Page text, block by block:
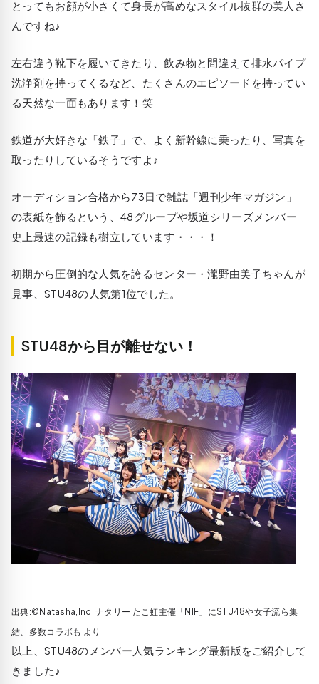
とってもお顔が小さくて身長が高めなスタイル抜群の美人さ
んですね♪
左右違う靴下を履いてきたり、飲み物と間違えて排水パイプ
洗浄剤を持ってくるなど、たくさんのエピソードを持ってい
る天然な一面もあります！笑
鉄道が大好きな「鉄子」で、よく新幹線に乗ったり、写真を
取ったりしているそうですよ♪
オーディション合格から73日で雑誌「週刊少年マガジン」
の表紙を飾るという、48グループや坂道シリーズメンバー
史上最速の記録も樹立しています・・・！
初期から圧倒的な人気を誇るセンター・瀧野由美子ちゃんが
見事、STU48の人気第1位でした。
STU48から目が離せない！
出典:©Natasha,Inc. ナタリー たこ虹主催「NIF」にSTU48や女子流ら集
結、多数コラボも より
以上、STU48のメンバー人気ランキング最新版をご紹介して
きました♪